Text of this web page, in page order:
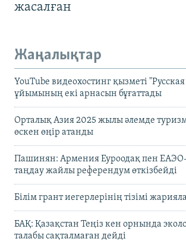
жасалған
Жаңалықтар
YouTube видеохостинг қызметі
ұйымының екі арнасын бұғаттады
Орталық Азия 2025 жылы әлемде
өскен өңір атанды
Пашинян: Армения Еуроодақ пен
таңдау жайлы референдум өткізбейді
Білім грант иегерлерінің тізімі
БАҚ: Қазақстан Теңіз кен орнында
талабы сақталмаған дейді